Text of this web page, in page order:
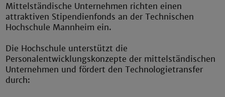
Mittelständische Unternehmen richten einen
attraktiven Stipendienfonds an der Technischen
Hochschule Mannheim ein.
Die Hochschule unterstützt die
Personalentwicklungskonzepte der mittelständischen
Unternehmen und fördert den Technologietransfer
durch: